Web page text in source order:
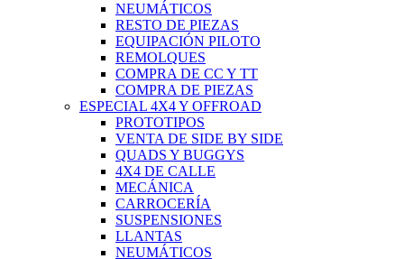
NEUMÁTICOS
RESTO DE PIEZAS
EQUIPACIÓN PILOTO
REMOLQUES
COMPRA DE CC Y TT
COMPRA DE PIEZAS
ESPECIAL 4X4 Y OFFROAD
PROTOTIPOS
VENTA DE SIDE BY SIDE
QUADS Y BUGGYS
4X4 DE CALLE
MECÁNICA
CARROCERÍA
SUSPENSIONES
LLANTAS
NEUMÁTICOS